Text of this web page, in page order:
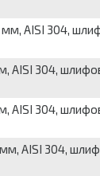
AISI 304,
AISI 304,
AISI 304,
AISI 304,